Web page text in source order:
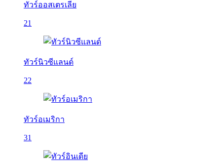
ทัวร์ออสเตรเลีย
21
ทัวร์นิวซีแลนด์
22
ทัวร์อเมริกา
31